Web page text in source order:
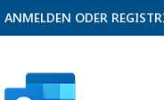
ANMELDEN ODER